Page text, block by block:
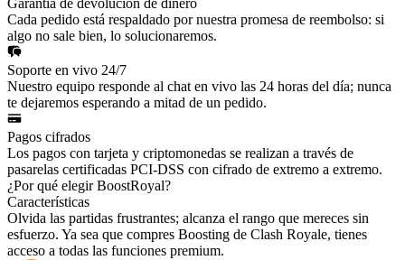
Garantía de devolución de dinero
Cada pedido está respaldado por nuestra promesa de reembolso: si
algo no sale bien, lo solucionaremos.
Soporte en vivo 24/7
Nuestro equipo responde al chat en vivo las 24 horas del día; nunca
te dejaremos esperando a mitad de un pedido.
Pagos cifrados
Los pagos con tarjeta y criptomonedas se realizan a través de
pasarelas certificadas PCI-DSS con cifrado de extremo a extremo.
¿Por qué elegir BoostRoyal?
Características
Olvida las partidas frustrantes; alcanza el rango que mereces sin
esfuerzo. Ya sea que compres Boosting de Clash Royale, tienes
acceso a todas las funciones premium.